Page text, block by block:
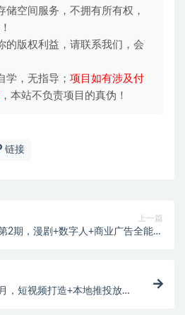
储空间服务，不拥有所有权，
的版权利益，请联系我们，会
学，无指导； 项目如有涉及付
，本站不负责项目的真伪！
链接
上一篇
2期，漫剧+数字人+商业广告全能创
，短视频打造+本地推投放